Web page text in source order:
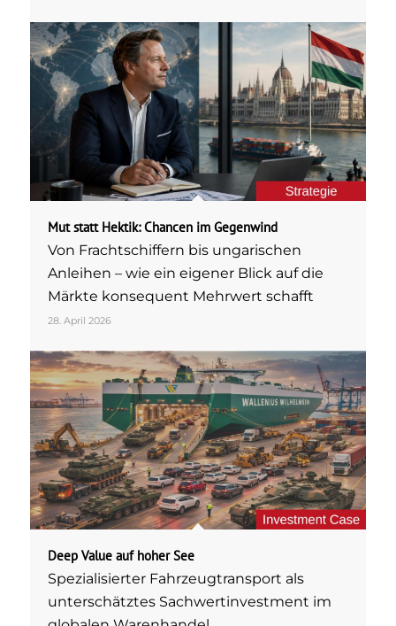
Mut statt Hektik: Chancen im Gegenwind
Von Frachtschiffern bis ungarischen
Anleihen – wie ein eigener Blick auf die
Märkte konsequent Mehrwert schafft
28. April 2026
Deep Value auf hoher See
Spezialisierter Fahrzeugtransport als
unterschätztes Sachwertinvestment im